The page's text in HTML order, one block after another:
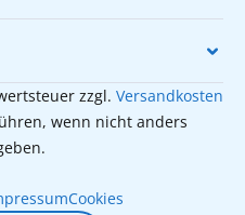
zzgl. Versandkosten
wenn nicht anders
Cookies